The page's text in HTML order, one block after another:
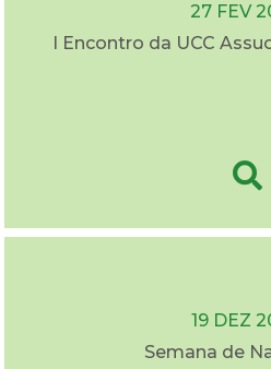
27 FEV
I Encontro da UCC
19 DEZ
Semana de